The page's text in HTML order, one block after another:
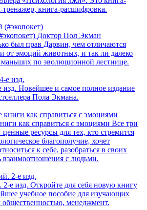
книга-расшифровка.
Доктор Пол Экман
был прав Дарвин, чем отличаются
от эмоций животных, и так ли далеко
по эволюционной лестнице.
изд. Новейшее и самое полное издание
Пола Экмана.
как справиться с эмоциями Все три
ресурсы для тех, кто стремится
благополучие, хочет
к себе, разобраться в своих
взаимоотношения с людьми.
е изд. Откройте для себя новую книгу
учебное пособие для изучающих
общественностью, менеджмент.